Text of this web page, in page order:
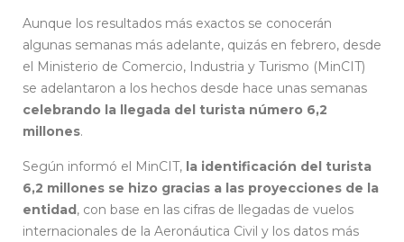
Aunque los resultados más exactos se conocerán
algunas semanas más adelante, quizás en febrero, desde
el Ministerio de Comercio, Industria y Turismo (MinCIT)
se adelantaron a los hechos desde hace unas semanas
celebrando la llegada del turista número 6,2
millones.
Según informó el MinCIT, la identificación del turista
6,2 millones se hizo gracias a las proyecciones de la
entidad, con base en las cifras de llegadas de vuelos
internacionales de la Aeronáutica Civil y los datos más